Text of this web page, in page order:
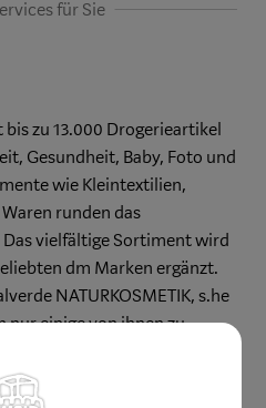
für Sie
zu 13.000 Drogerieartikel
Gesundheit, Baby, Foto und
wie Kleintextilien,
runden das
vielfältige Sortiment wird
dm Marken ergänzt.
NATURKOSMETIK, s.he
nur einige von ihnen zu
Ernährung.